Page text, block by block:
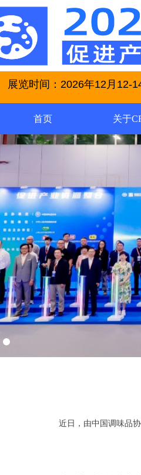
展览时间：2026年12月
首页 关于
近日，由中国调味品